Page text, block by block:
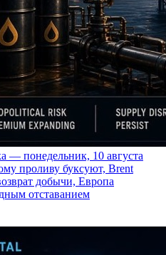
— понедельник, 10 августа
проливу буксуют, Brent
добычи, Европа
отставанием